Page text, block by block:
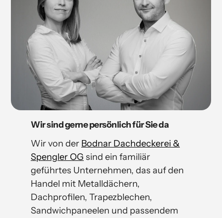
Wir sind gerne persönlich für Sie da
Wir von der Bodnar Dachdeckerei &
Spengler OG sind ein familiär
geführtes Unternehmen, das auf den
Handel mit Metalldächern,
Dachprofilen, Trapezblechen,
Sandwichpaneelen und passendem